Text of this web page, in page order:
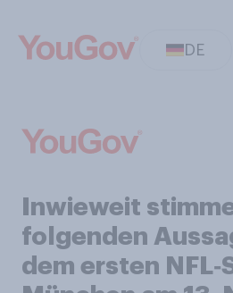
DE
Inwieweit
folgenden
dem ersten